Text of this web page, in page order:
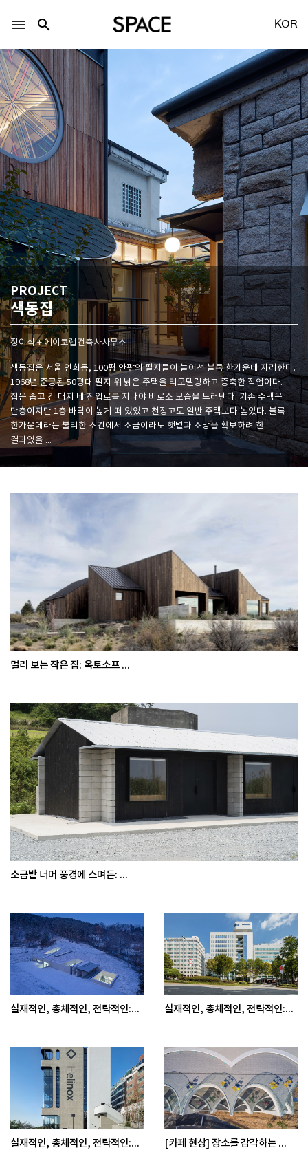
LOGIN
Facebook 로그인
Twitter 로그인
Naver 로그인
SPACE 소개
공지사항
기사문의
광고문의
Contact
menu search KOR
PROJECT
색동집
정이삭 + 에이코랩건축사사무소
색동집은 서울 연희동, 100평 안팎의 필지들이 늘어선 블록 한가운데 자리한다.
1968년 준공된 50평대 필지 위 낡은 주택을 리모델링하고 증축한 작업이다.
집은 좁고 긴 대지 내 진입로를 지나야 비로소 모습을 드러낸다. 기존 주택은
단층이지만 1층 바닥이 높게 떠 있었고 천장고도 일반 주택보다 높았다. 블록
한가운데라는 불리한 조건에서 조금이라도 햇볕과 조망을 확보하려 한
결과였을 ...
멀리 보는 작은 집: 옥토소프 ...
소금밭 너머 풍경에 스며든: ...
실재적인, 총체적인, 전략적인:... 실재적인, 총체적인, 전략적인:...
실재적인, 총체적인, 전략적인:... [카페 현상] 장소를 감각하는 ...